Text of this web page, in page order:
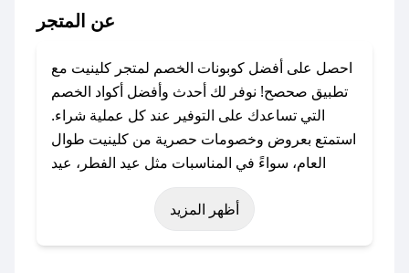
عن المتجر
احصل على أفضل كوبونات الخصم لمتجر كلينيت مع
تطبيق صحصح! نوفر لك أحدث وأفضل أكواد الخصم
التي تساعدك على التوفير عند كل عملية شراء.
استمتع بعروض وخصومات حصرية من كلينيت طوال
العام، سواءً في المناسبات مثل عيد الفطر، عيد
الأضحى، الجمعة البيضاء (شهر نوفمبر)، رمضان،
اليوم الوطني، يوم التأسيس، أو حتى عروض خاصة
أظهر المزيد